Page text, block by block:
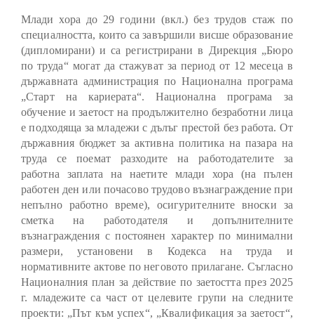
Млади хора до 29 години (вкл.) без трудов стаж по
специалността, които са завършили висше образование
(дипломирани) и са регистрирани в Дирекция „Бюро
по труда“ могат да стажуват за период от 12 месеца в
държавната администрация по Национална програма
„Старт на кариерата“. Национална програма за
обучение и заетост на продължително безработни лица
е подходяща за младежи с дълъг престой без работа. От
държавния бюджет за активна политика на пазара на
труда се поемат разходите на работодателите за
работна заплата на наетите млади хора (на пълен
работен ден или почасово трудово възнаграждение при
непълно работно време), осигурителните вноски за
сметка на работодателя и допълнителните
възнаграждения с постоянен характер по минимални
размери, установени в Кодекса на труда и
нормативните актове по неговото прилагане. Съгласно
Националния план за действие по заетостта през 2025
г. младежите са част от целевите групи на следните
проекти: „Път към успех“, „Квалификация за заетост“,